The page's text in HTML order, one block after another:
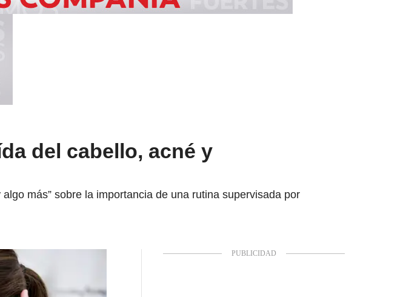
del cabello, acné y
más” sobre la importancia de una rutina supervisada por